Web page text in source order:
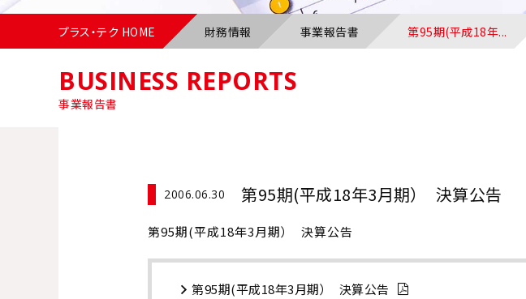
プラス・テク HOME 財務情報 事業報告書 第95期(平成18年...
BUSINESS REPORTS
事業報告書
2006.06.30 第95期(平成18年3月期） 決算公告
第95期(平成18年3月期） 決算公告
第95期(平成18年3月期） 決算公告